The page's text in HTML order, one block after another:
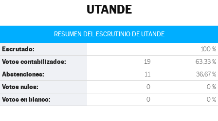
UTANDE
RESUMEN DEL ESCRUTINIO DE UTANDE
Escrutado: 100 %
Votos contabilizados: 19 63,33 %
Abstenciones: 11 36,67 %
Votos nulos: 0 0 %
Votos en blanco: 0 0 %